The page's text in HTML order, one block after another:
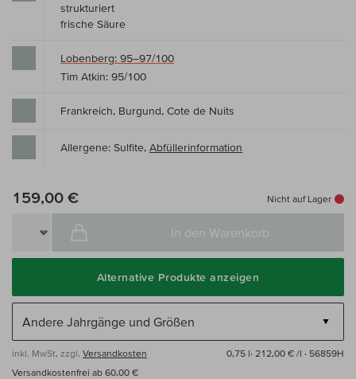
strukturiert
frische Säure
Lobenberg: 95–97/100
Tim Atkin: 95/100
Frankreich, Burgund, Cote de Nuits
Allergene: Sulfite, Abfüllerinformation
159,00 € Nicht auf Lager
In den Warenkorb
Alternative Produkte anzeigen
inkl. MwSt, zzgl. Versandkosten 0,75 l· 212,00 € /l · 56859H
Versandkostenfrei ab 60,00 €